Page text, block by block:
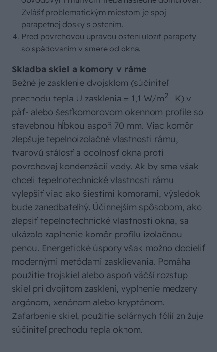
Zvlášť problematickým miestom je spoj
parapetnej dosky s ostením.
Pred povrchovou úpravou ostení uložiť parapety
so spádovaním v smere od okna.
Skladba skiel a komory v ráme
Bežné je zasklenie dvojsklom (súčiniteľ
prechodu tepla U zasklenia = 1,1 W/m2 . K) v
päť- alebo šesťkomorovom okennom profile so
stavebnou hĺbkou aspoň 70 mm. Viac komôr
zlepšuje tepelnoizolačné vlastnosti rámu,
tvarovú stálosť a odolnosť okna proti
povrchovej kondenzácii vody. Ak by sme však
chceli tepelnotechnické vlastnosti rámu
vylepšiť viac ako šiestimi komorami, výsledok
bude zanedbateľný. Účinnejším spôsobom, ako
zlepšiť tepelnotechnické vlastnosti okna, sa
ukázalo zaplnenie komôr profilu izolačnou
penou. Energetické úspory však možno docieliť
modernými metódami zasklievania. Pomáha
použitie trojskiel alebo aspoň väčší rozstup
skiel pri dvojitom zasklení, vyplnenie medzery
argónom, xenónom alebo kryptónom.
Zafarbenie skiel, použitie solárnych fólií znižuje
súčiniteľ prechodu tepla oknom.